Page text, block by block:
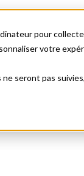
pour
votre
seront pas